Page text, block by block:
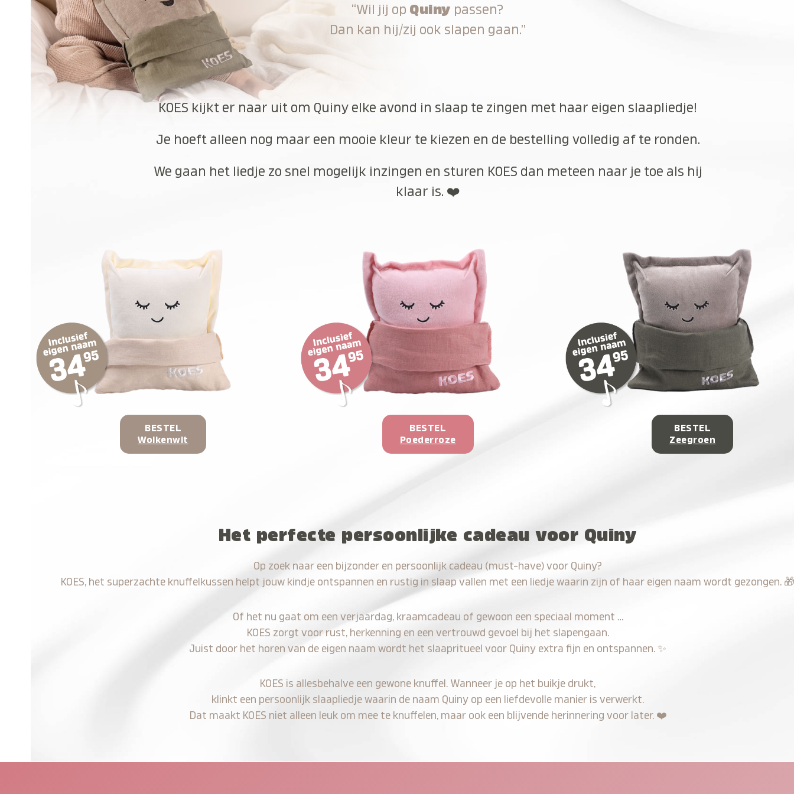
“Wil jij op Quiny passen?
Dan kan hij/zij ook slapen gaan.”
KOES kijkt er naar uit om Quiny elke avond in slaap te zingen met haar eigen slaapliedje!
Je hoeft alleen nog maar een mooie kleur te kiezen en de bestelling volledig af te ronden.
We gaan het liedje zo snel mogelijk inzingen en sturen KOES dan meteen naar je toe als hij
klaar is. ❤️
BESTEL
Wolkenwit
BESTEL
Poederroze
BESTEL
Zeegroen
Het perfecte persoonlijke cadeau voor Quiny
Op zoek naar een bijzonder en persoonlijk cadeau (must-have) voor Quiny?
KOES, het superzachte knuffelkussen helpt jouw kindje ontspannen en rustig in slaap vallen met een liedje waarin zijn of haar eigen naam wordt gezongen.
Of het nu gaat om een verjaardag, kraamcadeau of gewoon een speciaal moment …
KOES zorgt voor rust, herkenning en een vertrouwd gevoel bij het slapengaan.
Juist door het horen van de eigen naam wordt het slaapritueel voor Quiny extra fijn en ontspannen. ✨
KOES is allesbehalve een gewone knuffel. Wanneer je op het buikje drukt,
klinkt een persoonlijk slaapliedje waarin de naam Quiny op een liefdevolle manier is verwerkt.
Dat maakt KOES niet alleen leuk om mee te knuffelen, maar ook een blijvende herinnering voor later. ❤️